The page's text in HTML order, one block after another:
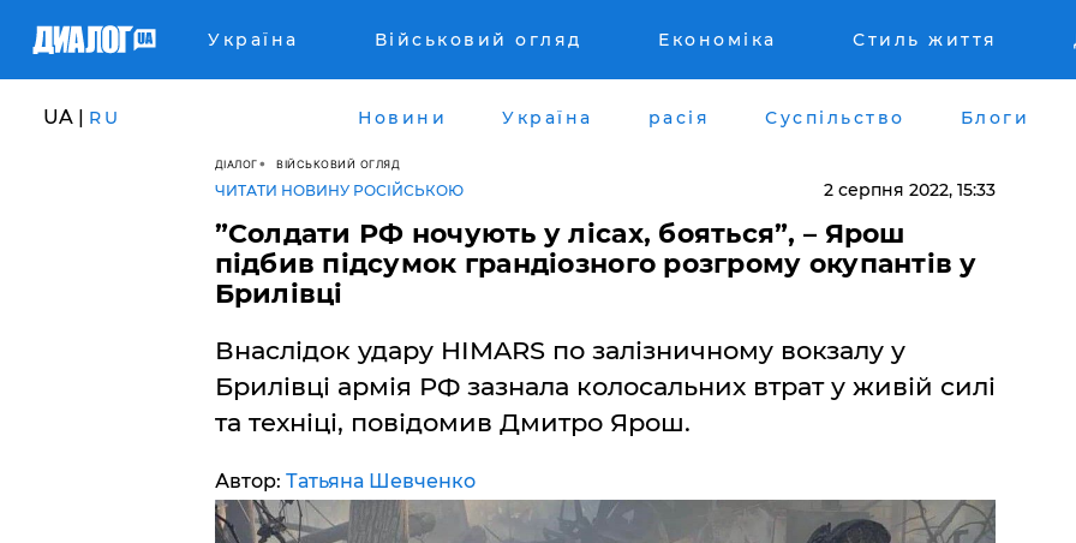
Україна Військовий огляд Економіка Стиль життя
UA | RU Новини Україна расія Суспільство Блоги
ДІАЛОГ ВІЙСЬКОВИЙ ОГЛЯД
ЧИТАТИ НОВИНУ РОСІЙСЬКОЮ 2 серпня 2022, 15:33
”Солдати РФ ночують у лісах, бояться”, – Ярош
підбив підсумок грандіозного розгрому окупантів у
Брилівці
Внаслідок удару HIMARS по залізничному вокзалу у
Брилівці армія РФ зазнала колосальних втрат у живій силі
та техніці, повідомив Дмитро Ярош.
Автор: Татьяна Шевченко